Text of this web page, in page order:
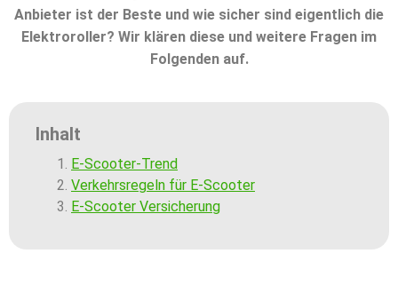
Anbieter ist der Beste und wie sicher sind eigentlich die
Elektroroller? Wir klären diese und weitere Fragen im
Folgenden auf.
Inhalt
E-Scooter-Trend
Verkehrsregeln für E-Scooter
E-Scooter Versicherung